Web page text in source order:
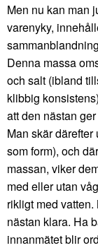
Men nu kan man
varenyky,
Denna massa
och salt (ibland
klibbig
att den nästan
Man skär
som form), och
massan, viker
med eller utan
rikligt med
nästan klara. Ha
innanmätet blir